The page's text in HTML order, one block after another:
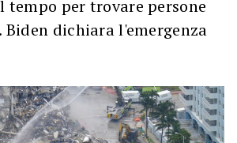
tempo per trovare persone
dichiara l'emergenza